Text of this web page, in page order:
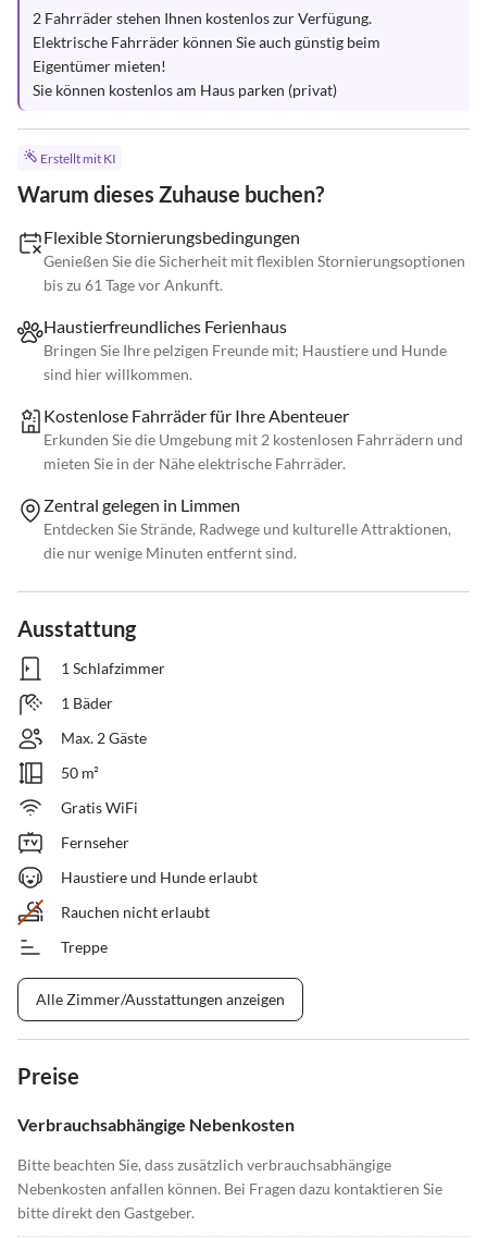
2 Fahrräder stehen Ihnen kostenlos zur Verfügung.
Elektrische Fahrräder können Sie auch günstig beim
Eigentümer mieten!
Sie können kostenlos am Haus parken (privat)
Erstellt mit KI
Warum dieses Zuhause buchen?
Flexible Stornierungsbedingungen
Genießen Sie die Sicherheit mit flexiblen Stornierungsoptionen
bis zu 61 Tage vor Ankunft.
Haustierfreundliches Ferienhaus
Bringen Sie Ihre pelzigen Freunde mit; Haustiere und Hunde
sind hier willkommen.
Kostenlose Fahrräder für Ihre Abenteuer
Erkunden Sie die Umgebung mit 2 kostenlosen Fahrrädern und
mieten Sie in der Nähe elektrische Fahrräder.
Zentral gelegen in Limmen
Entdecken Sie Strände, Radwege und kulturelle Attraktionen,
die nur wenige Minuten entfernt sind.
Ausstattung
1 Schlafzimmer
1 Bäder
Max. 2 Gäste
50 m²
Gratis WiFi
Fernseher
Haustiere und Hunde erlaubt
Rauchen nicht erlaubt
Treppe
Alle Zimmer/Ausstattungen anzeigen
Preise
Verbrauchsabhängige Nebenkosten
Bitte beachten Sie, dass zusätzlich verbrauchsabhängige
Nebenkosten anfallen können. Bei Fragen dazu kontaktieren Sie
bitte direkt den Gastgeber.